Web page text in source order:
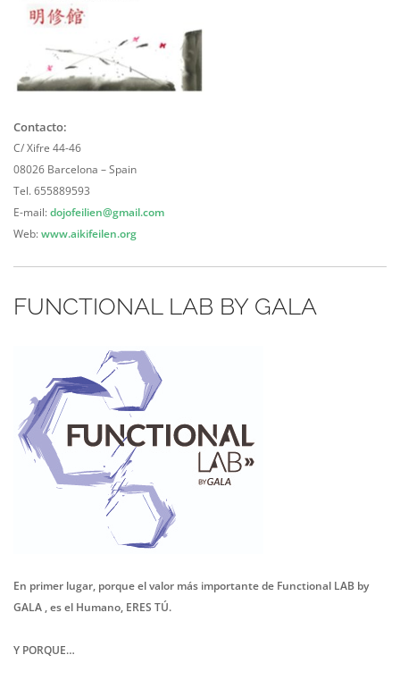
Contacto:
C/ Xifre 44-46
08026 Barcelona – Spain
Tel. 655889593
E-mail:dojofeilien@gmail.com
Web:www.aikifeilen.org
FUNCTIONAL LAB BY GALA
En primer lugar, porque el valor más importante de Functional LAB by
GALA , es el Humano, ERES TÚ.
Y PORQUE…